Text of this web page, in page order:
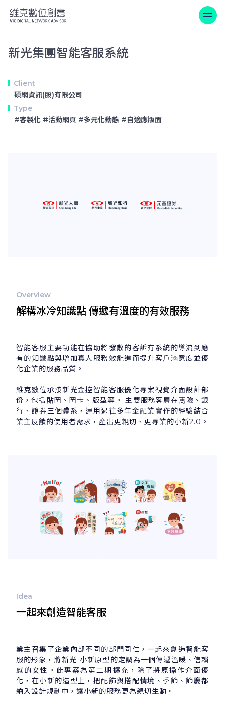
新光集團智能客服系統
新光集團智能客服系統
Client
碩網資訊(股)有限公司
Type
#客製化 #活動網頁 #多元化動態 #自適應版面
Overview
解構冰冷知識點 傳遞有溫度的有效服務
智能客服主要功能在協助將發散的客訴有系統的導流到應
有的知識點與增加真人服務效能進而提升客戶滿意度並優
化企業的服務品質。
維克數位承接新光金控智能客服優化專案視覺介面設計部
份，包括貼圖、圖卡、版型等。 主要服務客層在夀險、銀
行、證券三個體系，運用過往多年金融業實作的經驗結合
業主反饋的使用者需求，產出更親切、更專業的小新2.0。
Idea
一起來創造智能客服
業主召集了企業內部不同的部門同仁，一起來創造智能客
服的形象，將新光-小新原型的定調為一個傳遞溫暖、信賴
感的女性。此專案為第二期擴充，除了將原操作介面優
化，在小新的造型上，把配飾與搭配情境、季節、節慶都
納入設計規劃中，讓小新的服務更為親切生動。